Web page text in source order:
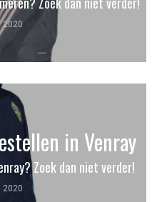
2020
in Venray
Zoek dan niet verder!
2020